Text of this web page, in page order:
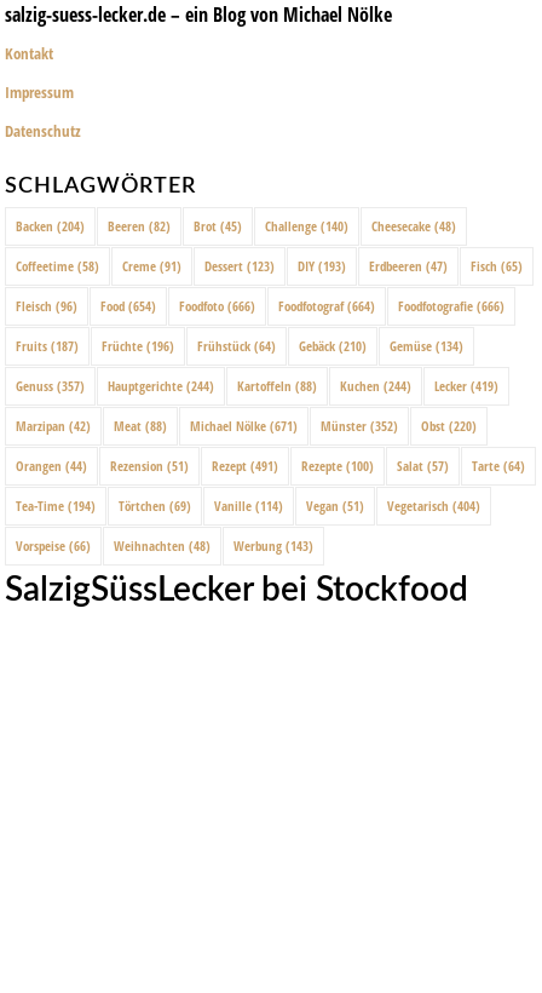
salzig-suess-lecker.de – ein Blog von Michael Nölke
Kontakt
Impressum
Datenschutz
SCHLAGWÖRTER
Backen (204) Beeren (82) Brot (45) Challenge (140) Cheesecake (48)
Coffeetime (58) Creme (91) Dessert (123) DIY (193) Erdbeeren (47) Fisch (65)
Fleisch (96) Food (654) Foodfoto (666) Foodfotograf(664) Foodfotografie (666)
Fruits (187) Früchte (196) Frühstück (64) Gebäck (210) Gemüse (134)
Genuss (357) Hauptgerichte (244) Kartoffeln (88) Kuchen (244) Lecker (419)
Marzipan (42) Meat (88) Michael Nölke (671) Münster (352) Obst (220)
Orangen (44) Rezension (51) Rezept (491) Rezepte (100) Salat (57) Tarte (64)
Tea-Time (194) Törtchen (69) Vanille (114) Vegan (51) Vegetarisch (404)
Vorspeise (66) Weihnachten (48) Werbung (143)
SalzigSüssLecker bei Stockfood